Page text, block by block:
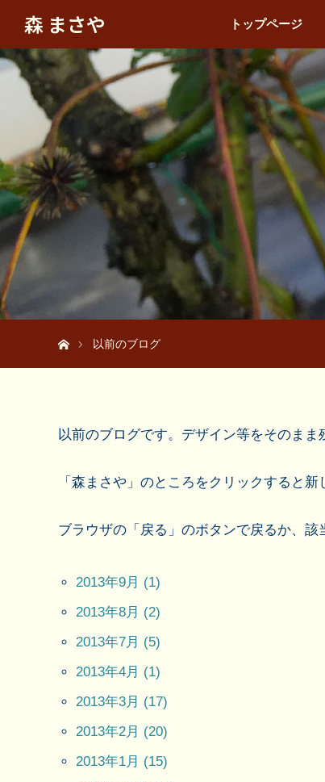
森 まさや トップページ
以前のブログ
以前のブログです。デザイン等をそのまま
「森まさや」のところをクリックすると
ブラウザの「戻る」のボタンで戻るか、該
2013年9月 (1)
2013年8月 (2)
2013年7月 (5)
2013年4月 (1)
2013年3月 (17)
2013年2月 (20)
2013年1月 (15)